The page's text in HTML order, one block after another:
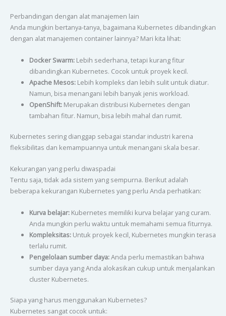
Perbandingan dengan alat manajemen lain
Anda mungkin bertanya-tanya, bagaimana Kubernetes dibandingkan
dengan alat manajemen container lainnya? Mari kita lihat:
Docker Swarm:Lebih sederhana, tetapi kurang fitur
dibandingkan Kubernetes. Cocok untuk proyek kecil.
Apache Mesos:Lebih kompleks dan lebih sulit untuk diatur.
Namun, bisa menangani lebih banyak jenis workload.
OpenShift:Merupakan distribusi Kubernetes dengan
tambahan fitur. Namun, bisa lebih mahal dan rumit.
Kubernetes sering dianggap sebagai standar industri karena
fleksibilitas dan kemampuannya untuk menangani skala besar.
Kekurangan yang perlu diwaspadai
Tentu saja, tidak ada sistem yang sempurna. Berikut adalah
beberapa kekurangan Kubernetes yang perlu Anda perhatikan:
Kurva belajar:Kubernetes memiliki kurva belajar yang curam.
Anda mungkin perlu waktu untuk memahami semua fiturnya.
Kompleksitas:Untuk proyek kecil, Kubernetes mungkin terasa
terlalu rumit.
Pengelolaan sumber daya:Anda perlu memastikan bahwa
sumber daya yang Anda alokasikan cukup untuk menjalankan
cluster Kubernetes.
Siapa yang harus menggunakan Kubernetes?
Kubernetes sangat cocok untuk: